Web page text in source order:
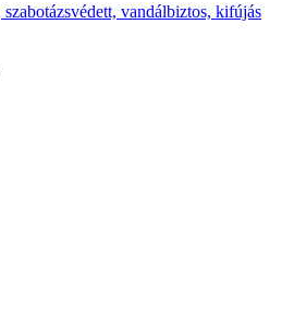
vandálbiztos, kifújás